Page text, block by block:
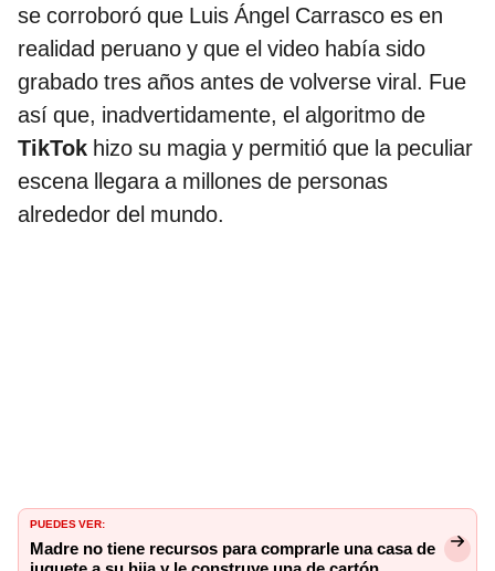
se corroboró que Luis Ángel Carrasco es en
realidad peruano y que el video había sido
grabado tres años antes de volverse viral. Fue
así que, inadvertidamente, el algoritmo de
TikTok hizo su magia y permitió que la peculiar
escena llegara a millones de personas
alrededor del mundo.
PUEDES VER:
Madre no tiene recursos para comprarle una casa de